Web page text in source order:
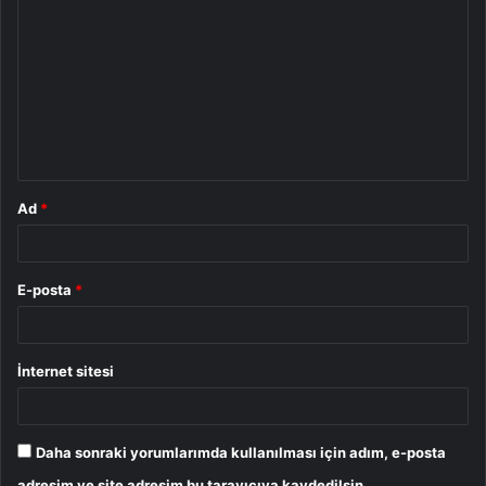
Ad *
E-posta *
İnternet sitesi
Daha sonraki yorumlarımda kullanılması için adım, e-posta